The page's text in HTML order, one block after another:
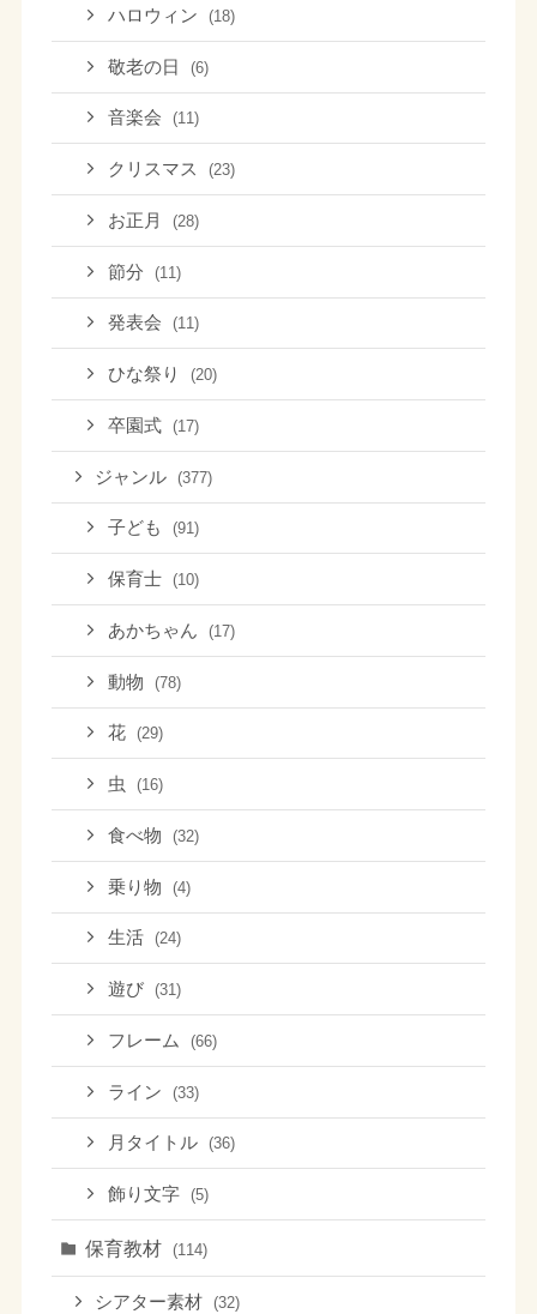
ハロウィン (18)
敬老の日 (6)
音楽会 (11)
クリスマス (23)
お正月 (28)
節分 (11)
発表会 (11)
ひな祭り (20)
卒園式 (17)
ジャンル (377)
子ども (91)
保育士 (10)
あかちゃん (17)
動物 (78)
花 (29)
虫 (16)
食べ物 (32)
乗り物 (4)
生活 (24)
遊び (31)
フレーム (66)
ライン (33)
月タイトル (36)
飾り文字 (5)
保育教材 (114)
シアター素材 (32)